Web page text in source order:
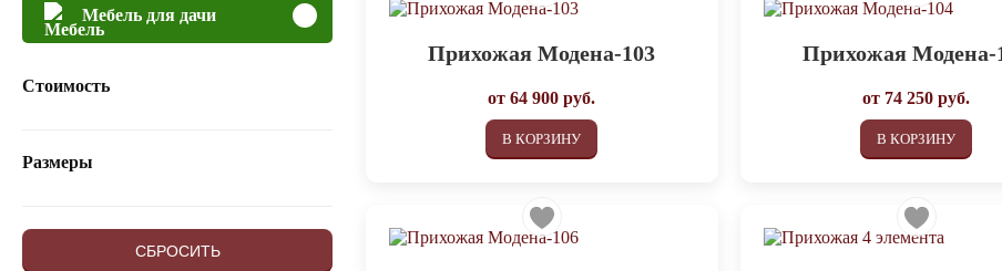
Мебель для дачи
Стоимость
Размеры
СБРОСИТЬ
Прихожая Модена-103
от64 900 руб.
В КОРЗИНУ
Прихожая Модена-
от 74 250 руб.
В КОРЗИНУ